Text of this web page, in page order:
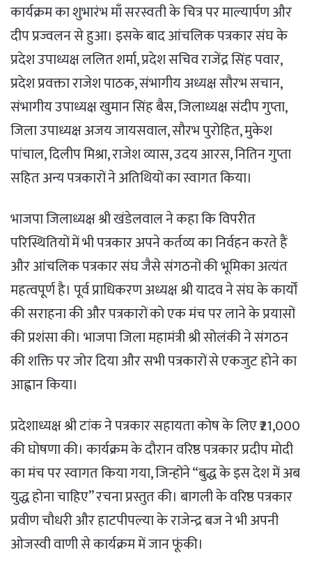
कार्यक्रम का शुभारंभ माँ सरस्वती के चित्र पर माल्यार्पण और
दीप प्रज्वलन से हुआ। इसके बाद आंचलिक पत्रकार संघ के
प्रदेश उपाध्यक्ष ललित शर्मा, प्रदेश सचिव राजेंद्र सिंह पवार,
प्रदेश प्रवक्ता राजेश पाठक, संभागीय अध्यक्ष सौरभ सचान,
संभागीय उपाध्यक्ष खुमान सिंह बैस, जिलाध्यक्ष संदीप गुप्ता,
जिला उपाध्यक्ष अजय जायसवाल, सौरभ पुरोहित, मुकेश
पांचाल, दिलीप मिश्रा, राजेश व्यास, उदय आरस, नितिन गुप्ता
सहित अन्य पत्रकारों ने अतिथियों का स्वागत किया।
भाजपा जिलाध्यक्ष श्री खंडेलवाल ने कहा कि विपरीत
परिस्थितियों में भी पत्रकार अपने कर्तव्य का निर्वहन करते हैं
और आंचलिक पत्रकार संघ जैसे संगठनों की भूमिका अत्यंत
महत्वपूर्ण है। पूर्व प्राधिकरण अध्यक्ष श्री यादव ने संघ के कार्यों
की सराहना की और पत्रकारों को एक मंच पर लाने के प्रयासों
की प्रशंसा की। भाजपा जिला महामंत्री श्री सोलंकी ने संगठन
की शक्ति पर जोर दिया और सभी पत्रकारों से एकजुट होने का
आह्वान किया।
प्रदेशाध्यक्ष श्री टांक ने पत्रकार सहायता कोष के लिए ₹21,000
की घोषणा की। कार्यक्रम के दौरान वरिष्ठ पत्रकार प्रदीप मोदी
का मंच पर स्वागत किया गया, जिन्होंने “बुद्ध के इस देश में अब
युद्ध होना चाहिए” रचना प्रस्तुत की। बागली के वरिष्ठ पत्रकार
प्रवीण चौधरी और हाटपीपल्या के राजेन्द्र बज ने भी अपनी
ओजस्वी वाणी से कार्यक्रम में जान फूंकी।